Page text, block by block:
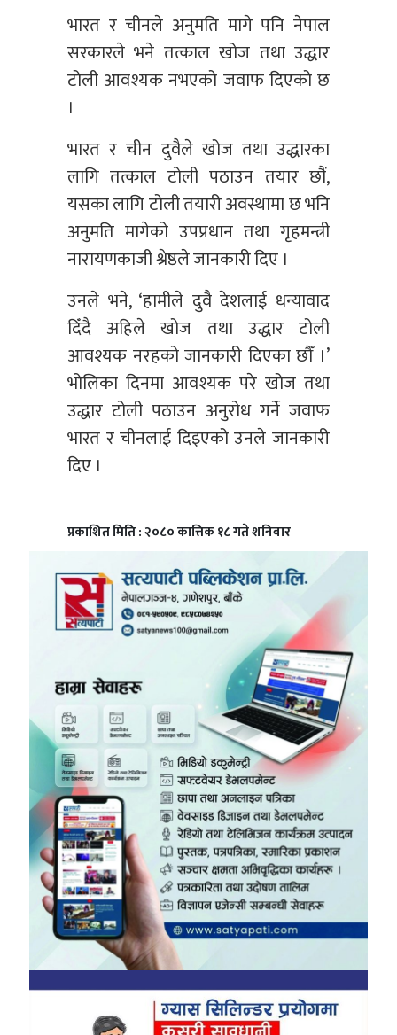
भारत र चीनले अनुमति मागे पनि नेपाल
सरकारले भने तत्काल खोज तथा उद्धार
टोली आवश्यक नभएको जवाफ दिएको छ
।
भारत र चीन दुवैले खोज तथा उद्धारका
लागि तत्काल टोली पठाउन तयार छौं,
यसका लागि टोली तयारी अवस्थामा छ भनि
अनुमति मागेको उपप्रधान तथा गृहमन्त्री
नारायणकाजी श्रेष्ठले जानकारी दिए ।
उनले भने, ‘हामीले दुवै देशलाई धन्यावाद
दिँदै अहिले खोज तथा उद्धार टोली
आवश्यक नरहको जानकारी दिएका छौँ ।’
भोलिका दिनमा आवश्यक परे खोज तथा
उद्धार टोली पठाउन अनुरोध गर्ने जवाफ
भारत र चीनलाई दिइएको उनले जानकारी
दिए ।
प्रकाशित मिति : २०८० कात्तिक १८ गते शनिबार